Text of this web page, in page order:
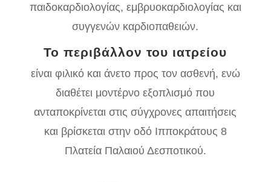
παιδοκαρδιολογίας, εμβρυοκαρδιολογίας και
συγγενών καρδιοπαθειών.
Το περιβάλλον του ιατρείου
είναι φιλικό και άνετο προς τον ασθενή, ενώ
διαθέτει μοντέρνο εξοπλισμό που
ανταποκρίνεται στις σύγχρονες απαιτήσεις
και βρίσκεται στην οδό Ιπποκράτους 8
Πλατεία Παλαιού Δεσποτικού.